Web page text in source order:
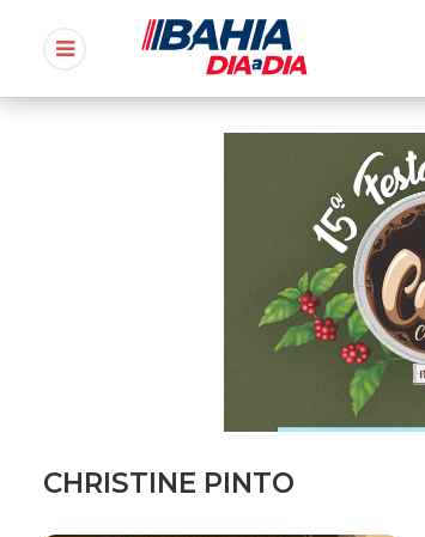
CHRISTINE PINTO